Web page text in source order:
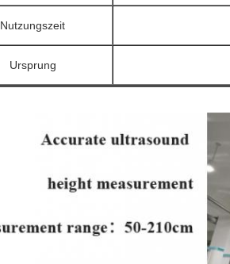
Nutzungszeit
Ursprung